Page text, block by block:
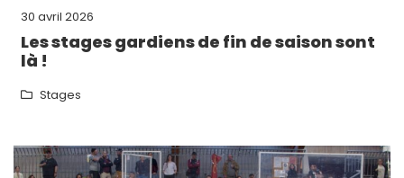
30 avril 2026
Les stages gardiens de fin de saison sont
là !
Stages